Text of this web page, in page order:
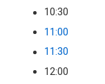
10:30
11:00
11:30
12:00